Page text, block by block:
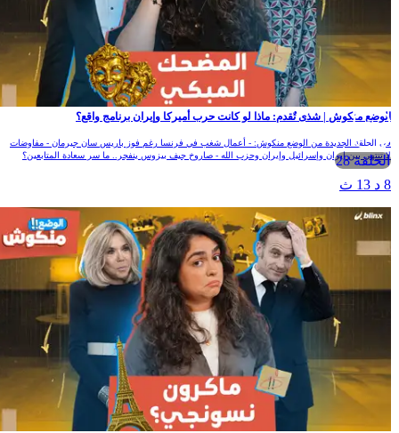
الحلقة 28
الوضع منكوش | شذى تٌقدم: ماذا لو كانت حرب أميركا وإيران برنامج واقع؟
في الحلقة الجديدة من الوضع منكوش: - أعمال شغب في فرنسا رغم فوز باريس سان جيرمان - مفاوضات
لا تنتهي بين إيران وإسرائيل وإيران وحزب الله - صاروخ جيف بيزوس ينفجر.. ما سر سعادة المتابعين؟